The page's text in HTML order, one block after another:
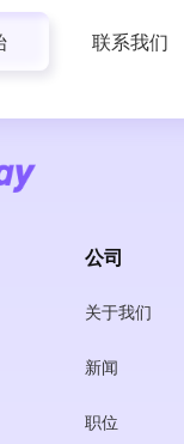
联系我们
公司
关于我们
新闻
职位